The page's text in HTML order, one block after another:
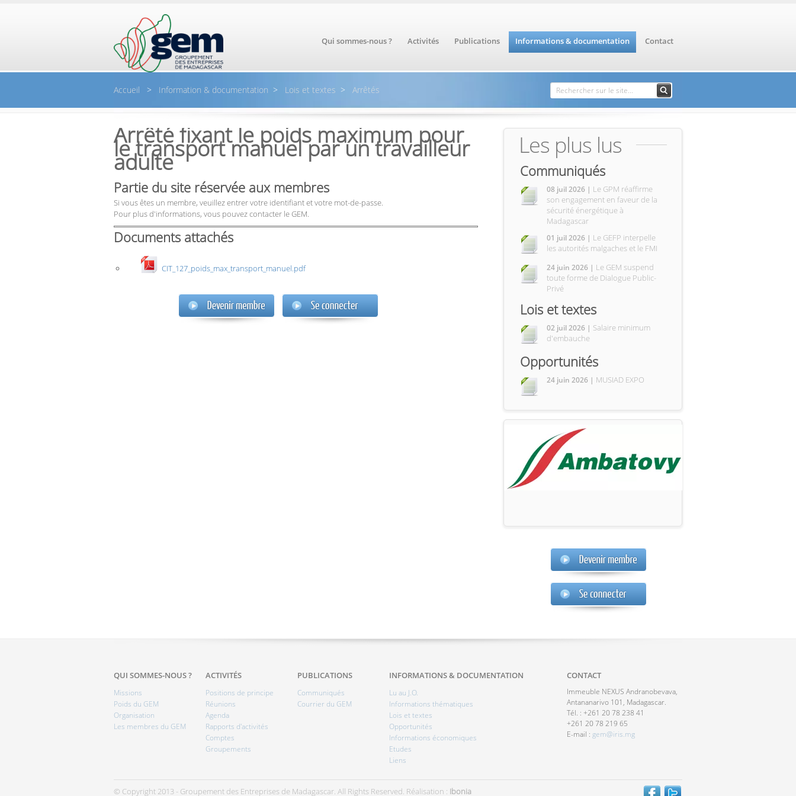
Qui sommes-nous ? Activités Publications Informations & documentation Contact
Accueil > Information & documentation > Lois et textes > Arrêtés Formulaire de
recherche
Rechercher
Arrêté fixant le poids maximum pour
le transport manuel par un travailleur
adulte
Partie du site réservée aux membres
Si vous êtes un membre, veuillez entrer votre identifiant et votre mot-de-passe.
Pour plus d'informations, vous pouvez contacter le GEM.
Documents attachés
CIT_127_poids_max_transport_manuel.pdf
Les plus lus
Communiqués
08 juil 2026 | Le GPM réaffirme
son engagement en faveur de la
sécurité énergétique à
Madagascar
01 juil 2026 | Le GEFP interpelle
les autorités malgaches et le FMI
24 juin 2026 | Le GEM suspend
toute forme de Dialogue Public-
Privé
Lois et textes
02 juil 2026 | Salaire minimum
d'embauche
Opportunités
24 juin 2026 | MUSIAD EXPO
QUI SOMMES-NOUS ?
Missions
Poids du GEM
Organisation
Les membres du GEM
ACTIVITÉS
Positions de principe
Réunions
Agenda
Rapports d'activités
Comptes
Groupements
PUBLICATIONS
Communiqués
Courrier du GEM
INFORMATIONS & DOCUMENTATION
Lu au J.O.
Informations thématiques
Lois et textes
Opportunités
Informations économiques
Etudes
Liens
CONTACT
Immeuble NEXUS Andranobevava,
Antananarivo 101, Madagascar.
Tél. : +261 20 78 238 41
+261 20 78 219 65
E-mail : gem@iris.mg
© Copyright 2013 - Groupement des Entreprises de Madagascar. All Rights Reserved. Réalisation : Ibonia